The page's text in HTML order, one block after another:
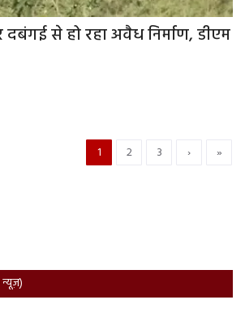
दबंगई से हो रहा अवैध निर्माण, डीएम
1 2 3 › »